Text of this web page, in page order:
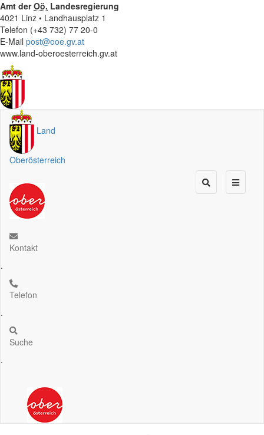
Amt derOö. Landesregierung
4021 Linz • Landhausplatz 1
Telefon (+43 732) 77 20-0
E-Mail post@ooe.gv.at
www.land-oberoesterreich.gv.at
Land
Oberösterreich
Kontakt
.
Telefon
.
Suche
.